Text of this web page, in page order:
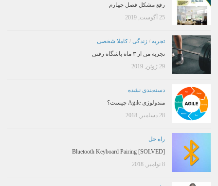
رفع مشکل فصل چهارم
25 آگوست, 2019
تجربه / زندگی / کاملا شخصی
تجربه من از ۳ ماه باشگاه رفتن
29 ژوئن, 2019
دسته‌بندی نشده
متدولوژی Agile چیست؟
28 دسامبر, 2018
راه حل
[SOLVED] Bluetooth Keyboard Pairing
8 نوامبر, 2018